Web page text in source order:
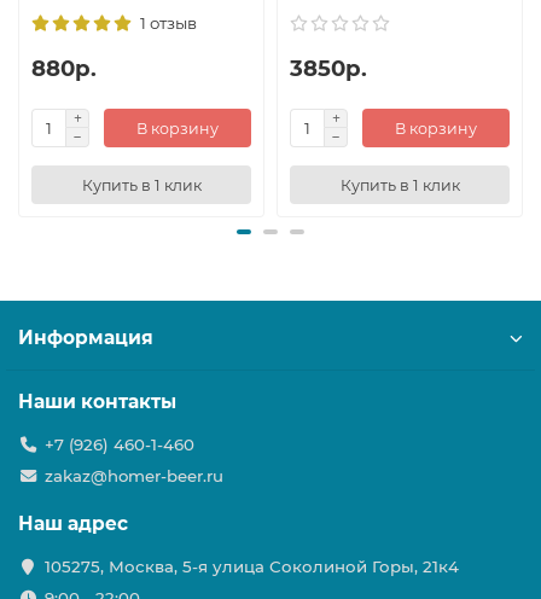
1 отзыв
880р.
В корзину
Купить в 1 клик
3850р.
В корзину
Купить в 1 клик
Информация
Наши контакты
+7 (926) 460-1-460
zakaz@homer-beer.ru
Наш адрес
105275, Москва, 5-я улица Соколиной Горы, 21к4